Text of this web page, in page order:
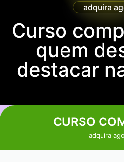
adquira
Curso
quem
destacar
CURSO
adquira